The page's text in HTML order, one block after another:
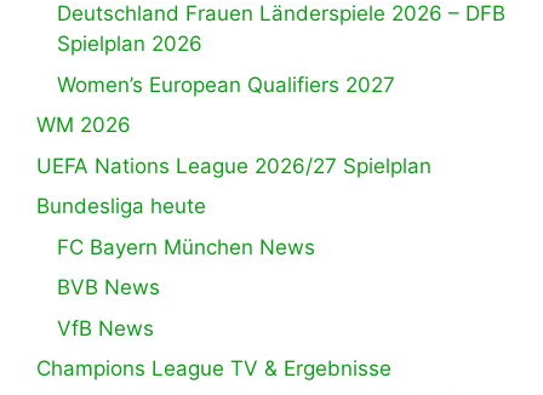
Deutschland Frauen Länderspiele 2026 – DFB
Spielplan 2026
Women’s European Qualifiers 2027
WM 2026
UEFA Nations League 2026/27 Spielplan
Bundesliga heute
FC Bayern München News
BVB News
VfB News
Champions League TV & Ergebnisse